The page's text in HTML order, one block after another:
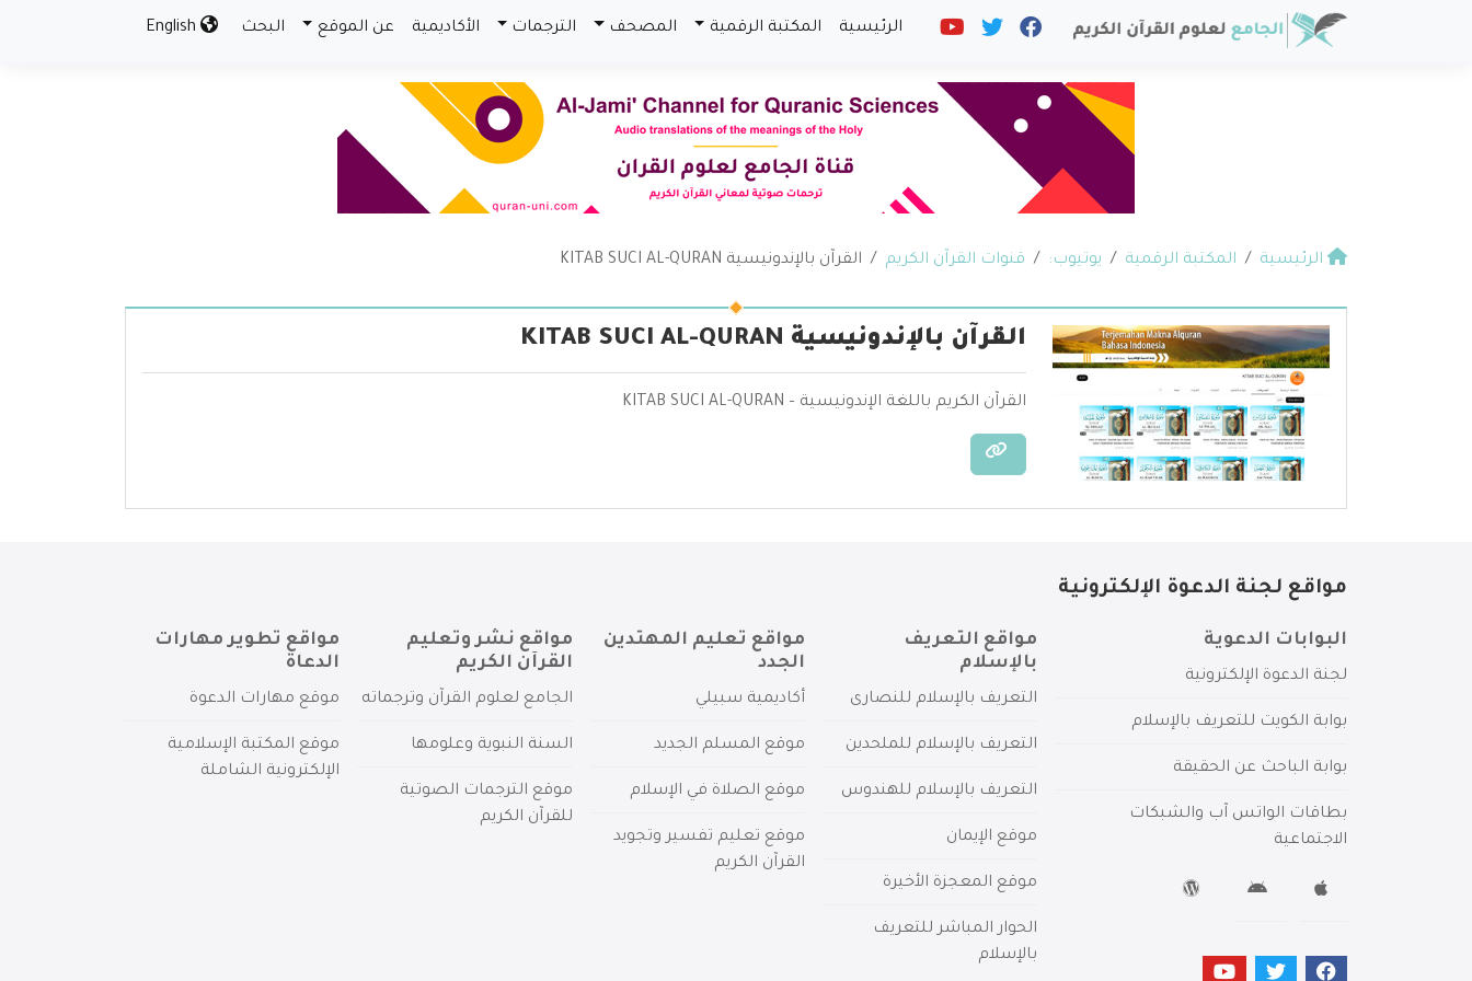
الرئيسية المكتبة الرقمية المصحف الترجمات الأكاديمية عن الموقع البحث
الرئيسية المكتبة الرقمية يوتيوب: قنوات القرآن الكريم القرآن بالإندونيسية KITAB SUCI AL-QURAN
القرآن بالإندونيسية KITAB SUCI AL-QURAN
القرآن الكريم باللغة الإندونيسية – KITAB SUCI AL-QURAN
مواقع لجنة الدعوة الإلكترونية
البوابات الدعوية
لجنة الدعوة الإلكترونية
بوابة الكويت للتعريف بالإسلام
بوابة الباحث عن الحقيقة
بطاقات الواتس آب والشبكات
الاجتماعية
مواقع التعريف
بالإسلام
التعريف بالإسلام للنصارى
التعريف بالإسلام للملحدين
التعريف بالإسلام للهندوس
موقع الإيمان
موقع المعجزة الأخيرة
الحوار المباشر للتعريف
بالإسلام
مواقع تعليم المهتدين
الجدد
أكاديمية سبيلي
موقع المسلم الجديد
موقع الصلاة في الإسلام
موقع تعليم تفسير وتجويد
القرآن الكريم
مواقع نشر وتعليم
القرآن الكريم
الجامع لعلوم القرآن وترجماته
السنة النبوية وعلومها
موقع الترجمات الصوتية
للقرآن الكريم
مواقع تطوير مهارات
الدعاة
موقع مهارات الدعوة
موقع المكتبة الإسلامية
الإلكترونية الشاملة